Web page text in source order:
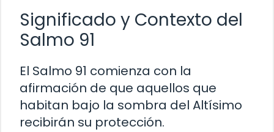
Significado y Contexto del
Salmo 91
El Salmo 91 comienza con la
afirmación de que aquellos que
habitan bajo la sombra del Altísimo
recibirán su protección.